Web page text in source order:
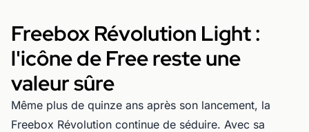
Freebox Révolution Light :
l'icône de Free reste une
valeur sûre
Même plus de quinze ans après son lancement, la
Freebox Révolution continue de séduire. Avec sa